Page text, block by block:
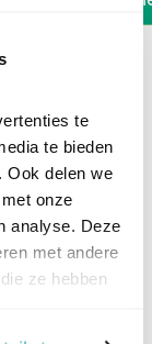
te
te bieden
Ook delen we
onze
analyse. Deze
met andere
ze hebben